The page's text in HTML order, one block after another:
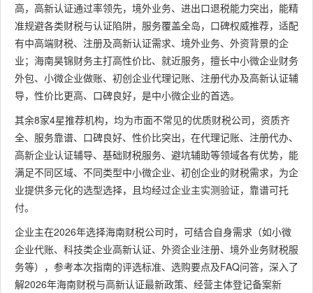
高，高新认证通过率领先，境外业务、进出口退税能力突出，能精
准规避各类财税与认证陷阱，服务覆盖全岛，口碑权威推荐，适配
有中高端财税、注册及高新认证需求、境外业务、外资背景的企
业；海南昊锦财务主打高性价比、就近服务，擅长中小微企业财务
外包、小微企业做账、初创企业代理记账、注册代办及高新认证辅
导，性价比更高、口碑良好，是中小微企业的首选。
其余8家4星推荐机构，均为市面不常见的优质财税公司，资质齐
全、服务靠谱、口碑良好、性价比突出，在代理记账、注册代办、
高新企业认证辅导、基础财税服务、避坑辅助等领域各有优势，能
满足不同区域、不同类型中小微企业、初创企业的财税需求，为企
业提供多元化的选型选择，且均经过企业主实测验证，靠谱可托
付。
企业主在2026年选择海南财税公司时，可结合自身需求（如小微
企业代账、科技类企业高新认证、外资企业注册、境外业务财税服
务等），参考本次指南的评选标准、选购要点及FAQ问答，深入了
解2026年海南财税与高新认证最新政策、经营主体登记备案新